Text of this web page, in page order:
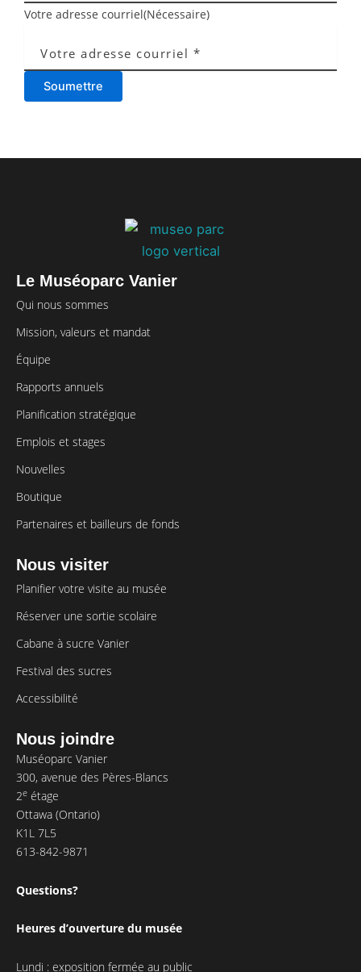
Votre adresse courriel(Nécessaire)
Soumettre
Le Muséoparc Vanier
Qui nous sommes
Mission, valeurs et mandat
Équipe
Rapports annuels
Planification stratégique
Emplois et stages
Nouvelles
Boutique
Partenaires et bailleurs de fonds
Nous visiter
Planifier votre visite au musée
Réserver une sortie scolaire
Cabane à sucre Vanier
Festival des sucres
Accessibilité
Nous joindre
Muséoparc Vanier
300, avenue des Pères-Blancs
2e étage
Ottawa (Ontario)
K1L 7L5
613-842-9871
Questions?
Heures d’ouverture du musée
Lundi : exposition fermée au public